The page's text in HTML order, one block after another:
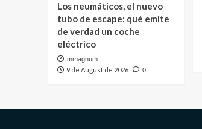
Los neumáticos, el nuevo
tubo de escape: qué emite
de verdad un coche
eléctrico
mmagnum
9 de August de 2026 0